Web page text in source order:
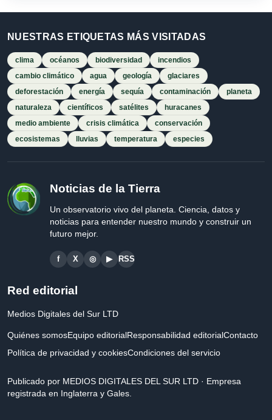
NUESTRAS ETIQUETAS MÁS VISITADAS
clima océanos biodiversidad
incendios
cambio climático
agua geología
glaciares
deforestación
energía sequía contaminación
planeta
naturaleza
científicos satélites
huracanes
medio ambiente
crisis climática
conservación
ecosistemas
lluvias temperatura especies
Noticias de la Tierra
Un observatorio vivo del planeta. Ciencia, datos y
noticias para entender nuestro mundo y construir un
futuro mejor.
f X ◎ ▶ RSS
Red editorial
Medios Digitales del Sur LTD
Quiénes somosEquipo editorialResponsabilidad editorialContacto
Política de privacidad y cookiesCondiciones del servicio
Publicado por MEDIOS DIGITALES DEL SUR LTD · Empresa
registrada en Inglaterra y Gales.